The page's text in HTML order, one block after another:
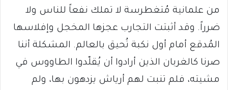
من علمانية مُتغطرسة لا تملك نفعاً للناس ولا
ضرراً. وقد أثبتت التجارب عجزها المخجل وإفلاسها
المُدقع أمام أول نكبة تُحيق بالعالم. المشكلة أننا
صرنا كالغربان الذين أرادوا أن يُقلّدوا الطاووس في
مشيته، فلم تنبت لهم أرياش يزدهون بها، ولم